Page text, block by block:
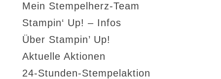
Mein Stempelherz-Team
Stampin‘ Up! – Infos
Über Stampin’ Up!
Aktuelle Aktionen
24-Stunden-Stempelaktion